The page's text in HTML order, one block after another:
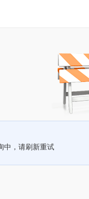
中，请刷新重试